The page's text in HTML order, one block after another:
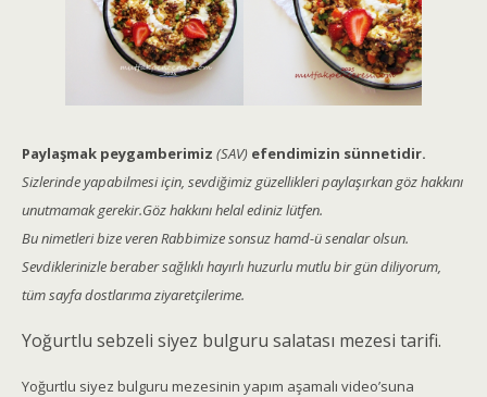
Paylaşmak peygamberimiz (SAV) efendimizin sünnetidir.
Sizlerinde yapabilmesi için, sevdiğimiz güzellikleri paylaşırkan göz hakkını
unutmamak gerekir.Göz hakkını helal ediniz lütfen.
Bu nimetleri bize veren Rabbimize sonsuz hamd-ü senalar olsun.
Sevdiklerinizle beraber sağlıklı hayırlı huzurlu mutlu bir gün diliyorum,
tüm sayfa dostlarıma ziyaretçilerime.
Yoğurtlu sebzeli siyez bulguru salatası mezesi tarifi.
Yoğurtlu siyez bulguru mezesinin yapım aşamalı video’suna